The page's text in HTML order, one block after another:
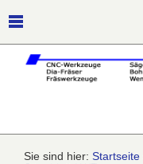
Sie sind hier: Startseite